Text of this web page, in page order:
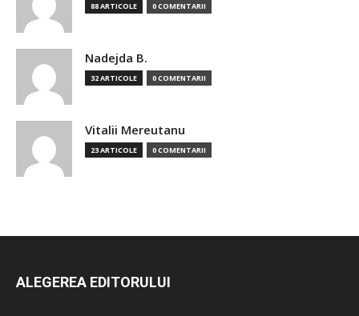
88 ARTICOLE 0 COMENTARII
Nadejda B.
32 ARTICOLE 0 COMENTARII
Vitalii Mereutanu
23 ARTICOLE 0 COMENTARII
ALEGEREA EDITORULUI